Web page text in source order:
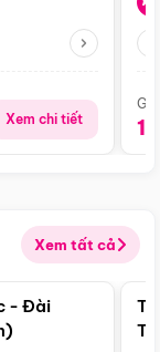
Xem chi tiết
Xem tất cả
Điểm nổi bật
- Đài